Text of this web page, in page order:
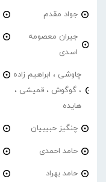
جواد مقدم
جیران معصومه
اسدی
چاوشی ، ابراهیم زاده
، گوگوش ، قمیشی ،
هایده
چنگیز حبیبیان
حامد احمدی
حامد بهراد